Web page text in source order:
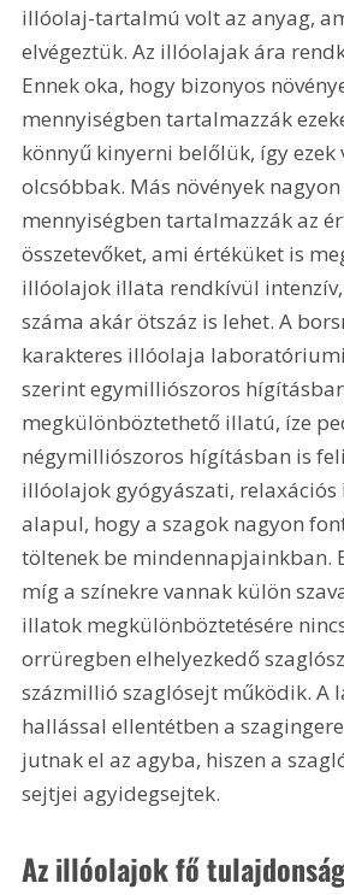
illóolaj-tartalmú volt az anyag,
elvégeztük. Az illóolajak ára
Ennek oka, hogy bizonyos
mennyiségben tartalmazzák
könnyű kinyerni belőlük, így ezek
olcsóbbak. Más növények
mennyiségben tartalmazzák az
összetevőket, ami értéküket is
illóolajok illata rendkívül intenzív,
száma akár ötszáz is lehet. A
karakteres illóolaja
szerint egymilliószoros
megkülönböztethető illatú, íze
négymilliószoros hígításban is
illóolajok gyógyászati, relaxációs
alapul, hogy a szagok nagyon
töltenek be mindennapjainkban.
míg a színekre vannak külön
illatok megkülönböztetésére
orrüregben elhelyezkedő
százmillió szaglósejt működik. A
hallással ellentétben a
jutnak el az agyba, hiszen a
sejtjei agyidegsejtek.
Az illóolajok fő